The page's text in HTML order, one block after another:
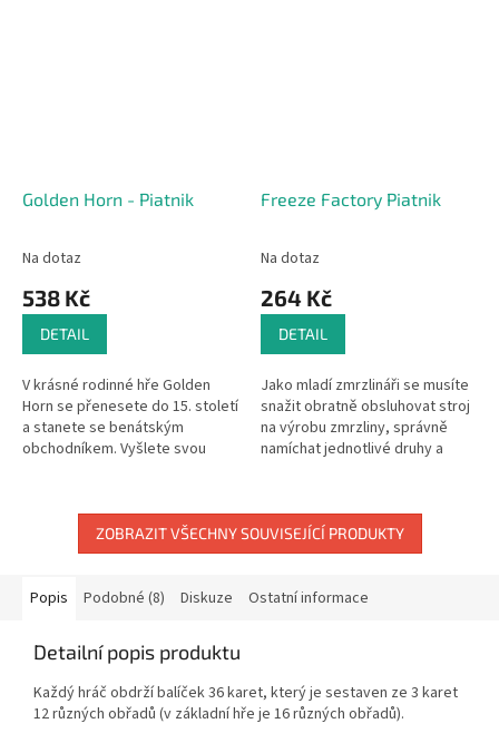
Golden Horn - Piatnik
Na dotaz
538 Kč
DETAIL
V krásné rodinné hře Golden
Horn se přenesete do 15. století
a stanete se benátským
obchodníkem. Vyšlete svou
jakým je...
Freeze Factory Piatnik
Na dotaz
264 Kč
DETAIL
Jako mladí zmrzlináři se musíte
snažit obratně obsluhovat stroj
na výrobu zmrzliny, správně
namíchat jednotlivé druhy a
kornoutů,...
ZOBRAZIT VŠECHNY SOUVISEJÍCÍ PRODUKTY
Popis Podobné (8) Diskuze Ostatní informace
Detailní popis produktu
Každý hráč obdrží balíček 36 karet, který je sestaven ze 3 karet
12 různých obřadů (v základní hře je 16 různých obřadů).